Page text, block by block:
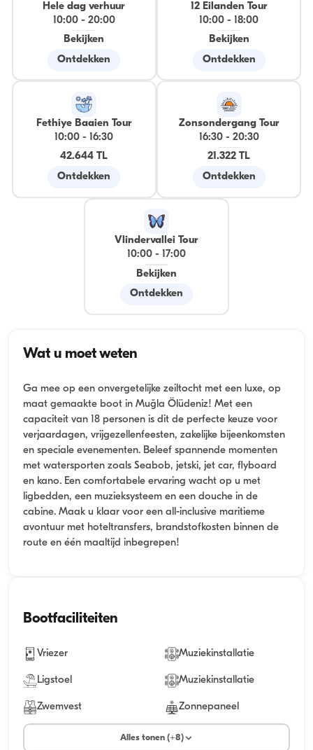
Hele dag verhuur
10:00- 20:00
Bekijken
Ontdekken
12 Eilanden Tour
10:00 -
18:00
Bekijken
Ontdekken
Fethiye Baaien Tour
10:00 -
16:30
42.644 TL
Ontdekken
Zonsondergang Tour
16:30- 20:30
21.322 TL
Ontdekken
Vlindervallei Tour
10:00 - 17:00
Bekijken
Ontdekken
Wat u moet weten
Ga mee op een onvergetelijke zeiltocht met een luxe, op
maat gemaakte boot in Muğla Ölüdeniz! Met een
capaciteit van 18 personen is dit de perfecte keuze voor
verjaardagen, vrijgezellenfeesten, zakelijke bijeenkomsten
en speciale evenementen. Beleef spannende momenten
met watersporten zoals Seabob, jetski, jet car, flyboard
en kano. Een comfortabele ervaring wacht op u met
ligbedden, een muzieksysteem en een douche in de
cabine. Maak u klaar voor een all-inclusive maritieme
avontuur met hoteltransfers, brandstofkosten binnen de
route en één maaltijd inbegrepen!
Bootfaciliteiten
Vriezer Muziekinstallatie
Ligstoel Muziekinstallatie
Zwemvest Zonnepaneel
Alles tonen (+8)